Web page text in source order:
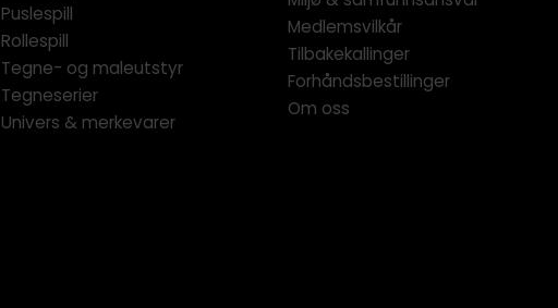
Puslespill
Rollespill
Tegne- og maleutstyr
Tegneserier
Univers & merkevarer
Medlemsvilkår
Tilbakekallinger
Forhåndsbestillinger
Om oss